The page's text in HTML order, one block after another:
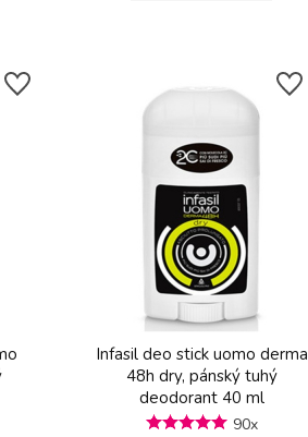
Infasil deo stick uomo derma
48h dry, pánský tuhý
deodorant 40 ml
90x